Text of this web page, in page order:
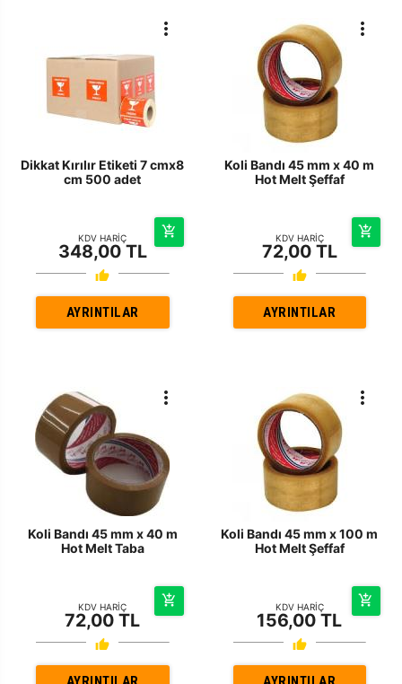
Dikkat Kırılır Etiketi 7 cmx8
cm 500 adet
KDV HARİÇ
348,00 TL
AYRINTILAR
Koli Bandı 45 mm x 40 m
Hot Melt Şeffaf
KDV HARİÇ
72,00 TL
AYRINTILAR
Koli Bandı 45 mm x 40 m
Hot Melt Taba
KDV HARİÇ
72,00 TL
Koli Bandı 45 mm x 100 m
Hot Melt Şeffaf
KDV HARİÇ
156,00 TL